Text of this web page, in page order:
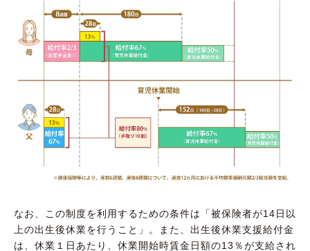
なお、この制度を利用するための条件は「被保険者が14日以
上の出生後休業を行うこと」。また、出生後休業支援給付金
は、休業１日あたり、休業開始時賃金日額の13％が支給され